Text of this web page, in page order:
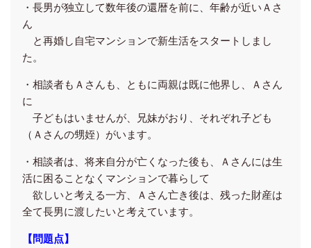
・長男が独立して数年後の還暦を前に、年齢が近いＡさ
ん
と再婚し自宅マンションで新生活をスタートしまし
た。
・相談者もＡさんも、ともに両親は既に他界し、Ａさん
に
子どもはいませんが、
兄妹がおり、それぞれ子ども
（Ａさんの甥姪）がい ます。
・相談者は、将来自分が亡くなった後も、Ａさんには生
活に困ることなくマンションで暮らして
欲しいと考える一方、Ａさん亡き後は、残った財産は
全て長男に渡したいと考えています。
【問題点】